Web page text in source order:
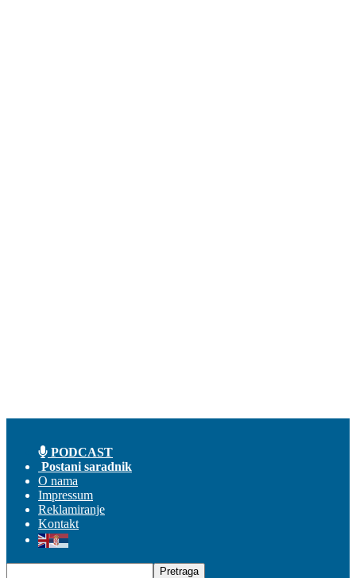
PODCAST
Postani saradnik
O nama
Impressum
Reklamiranje
Kontakt